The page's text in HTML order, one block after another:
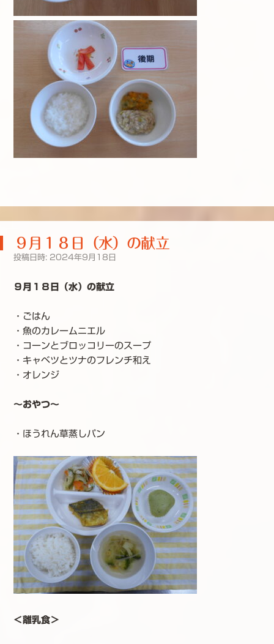
９月１８日（水）の献立
投稿日時: 2024年9月18日
９月１８日（水）の献立
・ごはん
・魚のカレームニエル
・コーンとブロッコリーのスープ
・キャベツとツナのフレンチ和え
・オレンジ
～おやつ～
・ほうれん草蒸しパン
＜離乳食＞